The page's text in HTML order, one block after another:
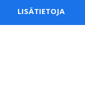
LISÄTIETOJA